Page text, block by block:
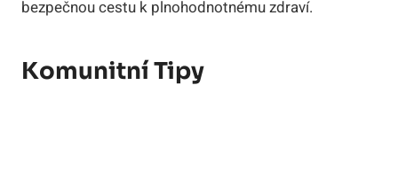
bezpečnou cestu k plnohodnotnému zdraví.
Komunitní Tipy